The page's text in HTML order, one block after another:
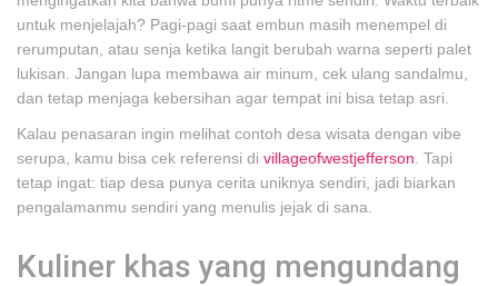
untuk menjelajah? Pagi-pagi saat embun masih menempel di
rerumputan, atau senja ketika langit berubah warna seperti palet
lukisan. Jangan lupa membawa air minum, cek ulang sandalmu,
dan tetap menjaga kebersihan agar tempat ini bisa tetap asri.
Kalau penasaran ingin melihat contoh desa wisata dengan vibe
serupa, kamu bisa cek referensi di villageofwestjefferson . Tapi
tetap ingat: tiap desa punya cerita uniknya sendiri, jadi biarkan
pengalamanmu sendiri yang menulis jejak di sana.
Kuliner khas yang mengundang